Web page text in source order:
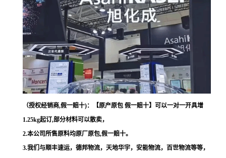
（授权经销商,假一赔十)：【原产原包 假一赔十】可以一对一开具增
1.25kg起订,部分材料可以散卖，
2.本公司所售原料均原厂原包,假一赔十。
3.我们与顺丰速运，德邦物流，天地华宇，安能物流，百世物流等等，